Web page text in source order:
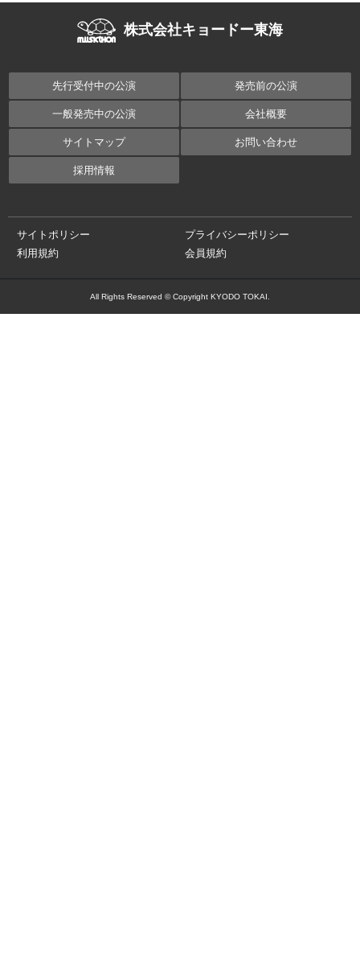
株式会社キョードー東海
先行受付中の公演 発売前の公演
一般発売中の公演 会社概要
サイトマップ お問い合わせ
採用情報
サイトポリシー
プライバシーポリシー
利用規約
会員規約
All Rights Reserved © Copyright KYODO TOKAI.